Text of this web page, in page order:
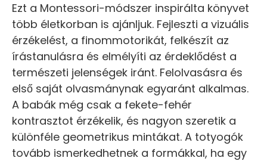
Ezt a Montessori-módszer inspirálta könyvet
több életkorban is ajánljuk. Fejleszti a vizuális
érzékelést, a finommotorikát, felkészít az
írástanulásra és elmélyíti az érdeklődést a
természeti jelenségek iránt. Felolvasásra és
első saját olvasmánynak egyaránt alkalmas.
A babák még csak a fekete-fehér
kontrasztot érzékelik, és nagyon szeretik a
különféle geometrikus mintákat. A totyogók
tovább ismerkedhetnek a formákkal, ha egy